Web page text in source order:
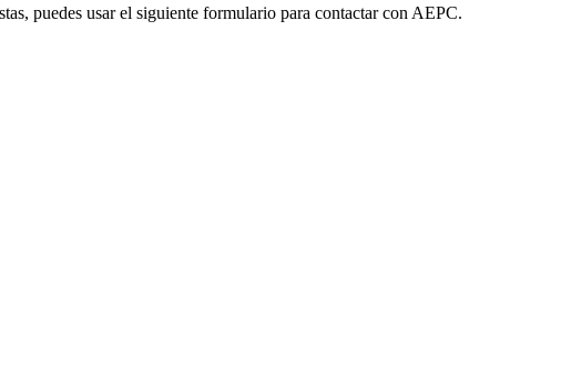
puedes usar el siguiente formulario para contactar con AEPC.